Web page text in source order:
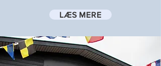
LÆS MERE